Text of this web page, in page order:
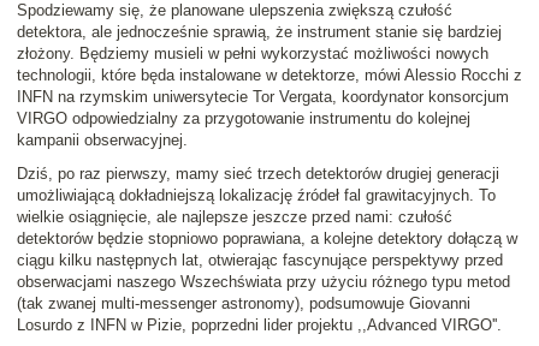
Spodziewamy się, że planowane ulepszenia zwiększą czułość
detektora, ale jednocześnie sprawią, że instrument stanie się bardziej
złożony. Będziemy musieli w pełni wykorzystać możliwości nowych
technologii, które będa instalowane w detektorze, mówi Alessio Rocchi z
INFN na rzymskim uniwersytecie Tor Vergata, koordynator konsorcjum
VIRGO odpowiedzialny za przygotowanie instrumentu do kolejnej
kampanii obserwacyjnej.
Dziś, po raz pierwszy, mamy sieć trzech detektorów drugiej generacji
umożliwiającą dokładniejszą lokalizację źródeł fal grawitacyjnych. To
wielkie osiągnięcie, ale najlepsze jeszcze przed nami: czułość
detektorów będzie stopniowo poprawiana, a kolejne detektory dołączą w
ciągu kilku następnych lat, otwierając fascynujące perspektywy przed
obserwacjami naszego Wszechświata przy użyciu różnego typu metod
(tak zwanej multi-messenger astronomy), podsumowuje Giovanni
Losurdo z INFN w Pizie, poprzedni lider projektu ,,Advanced VIRGO''.